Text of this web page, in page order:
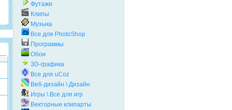
Футажи
Клипы
Музыка
Все для PhotoShop
Программы
Обои
3D-графика
Все для uCoz
Веб-дизайн \ Дизайн
Игры \ Все для игр
Векторные клипарты